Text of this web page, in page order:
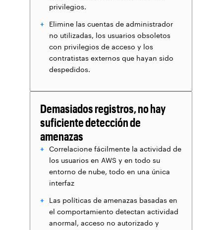
privilegios.
Elimine las cuentas de administrador
no utilizadas, los usuarios obsoletos
con privilegios de acceso y los
contratistas externos que hayan sido
despedidos.
Demasiados registros, no hay
suficiente detección de
amenazas
Correlacione fácilmente la actividad de
los usuarios en AWS y en todo su
entorno de nube, todo en una única
interfaz
Las políticas de amenazas basadas en
el comportamiento detectan actividad
anormal, acceso no autorizado y